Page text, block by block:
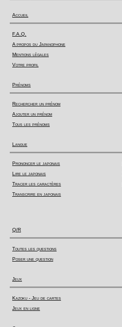
Accueil
F.A.Q.
A propos du Japanophone
Mentions légales
Votre profil
Prénoms
Rechercher un prénom
Ajouter un prénom
Tous les prénoms
Langue
Prononcer le japonais
Lire le japonais
Tracer les caractères
Transcrire en japonais
Q/R
Toutes les questions
Poser une question
Jeux
Kazoku - Jeu de cartes
Jeux en ligne